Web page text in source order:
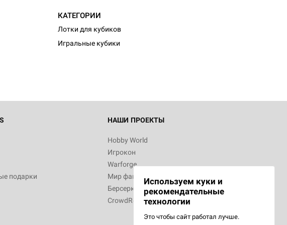
КАТЕГОРИИ
Лотки для кубиков
Игральные кубики
подарки
НАШИ ПРОЕКТЫ
Hobby World
Игрокон
Warforge
Мир фантастики
Берсерк
CrowdRepublic
Используем куки и
рекомендательные
технологии
Это чтобы сайт работал лучше.
игра Hobby World Журнал
Спецвыпуск: Братья
тревога
игра Hobby World Сумерки
редакция: Грозовой